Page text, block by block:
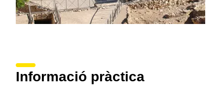
Informació pràctica